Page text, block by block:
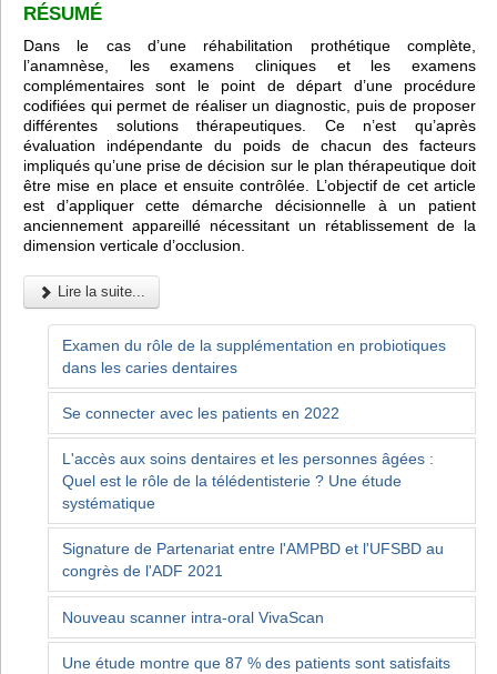
RÉSUMÉ
Dans le cas d’une réhabilitation prothétique complète,
l’anamnèse, les examens cliniques et les examens
complémentaires sont le point de départ d’une procédure
codifiées qui permet de réaliser un diagnostic, puis de proposer
différentes solutions thérapeutiques. Ce n’est qu’après
évaluation indépendante du poids de chacun des facteurs
impliqués qu’une prise de décision sur le plan thérapeutique doit
être mise en place et ensuite contrôlée. L’objectif de cet article
est d’appliquer cette démarche décisionnelle à un patient
anciennement appareillé nécessitant un rétablissement de la
dimension verticale d’occlusion.
Lire la suite...
Examen du rôle de la supplémentation en probiotiques
dans les caries dentaires
Se connecter avec les patients en 2022
L'accès aux soins dentaires et les personnes âgées :
Quel est le rôle de la télédentisterie ? Une étude
systématique
Signature de Partenariat entre l'AMPBD et l'UFSBD au
congrès de l'ADF 2021
Nouveau scanner intra-oral VivaScan
Une étude montre que 87 % des patients sont satisfaits